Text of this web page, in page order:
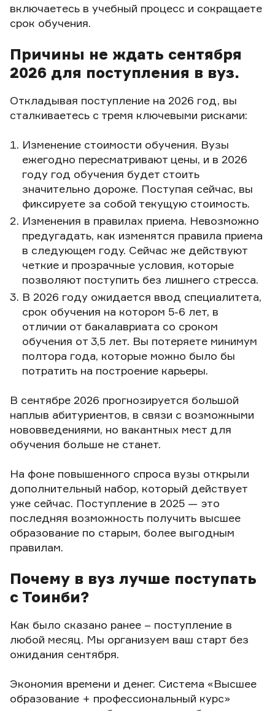
включаетесь в учебный процесс и сокращаете
срок обучения.
Причины не ждать сентября
2026 для поступления в вуз.
Откладывая поступление на 2026 год, вы
сталкиваетесь с тремя ключевыми рисками:
Изменение стоимости обучения. Вузы
ежегодно пересматривают цены, и в 2026
году год обучения будет стоить
значительно дороже. Поступая сейчас, вы
фиксируете за собой текущую стоимость.
Изменения в правилах приема. Невозможно
предугадать, как изменятся правила приема
в следующем году. Сейчас же действуют
четкие и прозрачные условия, которые
позволяют поступить без лишнего стресса.
В 2026 году ожидается ввод специалитета,
срок обучения на котором 5-6 лет, в
отличии от бакалавриата со сроком
обучения от 3,5 лет. Вы потеряете минимум
полтора года, которые можно было бы
потратить на построение карьеры.
В сентябре 2026 прогнозируется большой
наплыв абитуриентов, в связи с возможными
нововведениями, но вакантных мест для
обучения больше не станет.
На фоне повышенного спроса вузы открыли
дополнительный набор, который действует
уже сейчас. Поступление в 2025 — это
последняя возможность получить высшее
образование по старым, более выгодным
правилам.
Почему в вуз лучше поступать
с Тоинби?
Как было сказано ранее – поступление в
любой месяц. Мы организуем ваш старт без
ожидания сентября.
Экономия времени и денег. Система «Высшее
образование + профессиональный курс»